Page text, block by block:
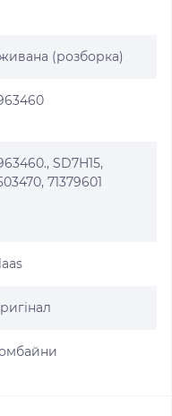
(розборка)
SD7H15,
71379601